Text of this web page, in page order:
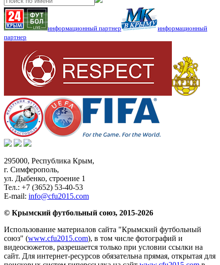
информационный партнер
информационный
партнер
295000, Республика Крым,
г. Симферополь,
ул. Дыбенко, строение 1
Тел.: +7 (3652) 53-40-53
E-mail: info@cfu2015.com
© Крымский футбольный союз, 2015-2026
Использование материалов сайта "Крымский футбольный
союз" (www.cfu2015.com), в том числе фотографий и
видеосюжетов, разрешается только при условии ссылки на
сайт. Для интернет-ресурсов обязательна прямая, открытая для